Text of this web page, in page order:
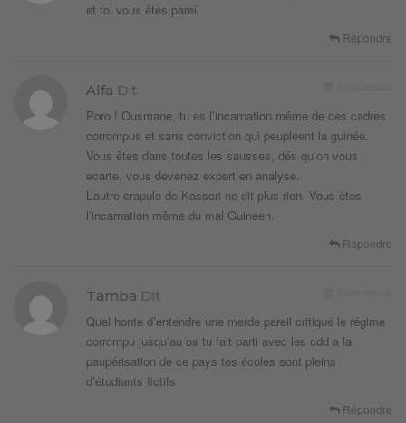
et toi vous êtes pareil
Répondre
Alfa Dit
Poro ! Ousmane, tu es l’incarnation même de ces cadres
corrompus et sans conviction qui peupleent la guinée.
Vous êtes dans toutes les sausses, dés qu’on vous
ecarte, vous devenez expert en analyse.
L’autre crapule de Kassori ne dit plus rien. Vous êtes
l’incarnation même du mal Guineen.
Répondre
Tamba Dit
Quel honte d’entendre une merde pareil critiqué le régime
corrompu jusqu’au os tu fait parti avec les cdd a la
paupérisation de ce pays tes écoles sont pleins
d’étudiants fictifs
Répondre